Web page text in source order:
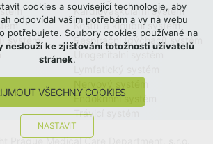
systém
Kardiovaskulární systém
Kostní a kloubní systém
Respirační (dýchací) systém
Nervový systém
Endokrinní systém
Trávicí systém
Prague Medical Care Department, s.r.o.
cookies a související technologie, aby
odpovídal vašim potřebám a vy na webu
potřebujete. Soubory cookies používané na
neslouží ke zjišťování totožnosti uživatelů
stránek.
VŠECHNY COOKIES
NASTAVIT